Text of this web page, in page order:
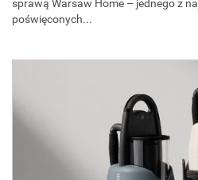
sprawą Warsaw Home – jednego z
poświęconych...